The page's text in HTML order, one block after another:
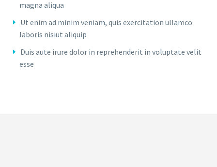
magna aliqua
Ut enim ad minim veniam, quis exercitation ullamco
laboris nisiut aliquip
Duis aute irure dolor in reprehenderit in voluptate velit
esse